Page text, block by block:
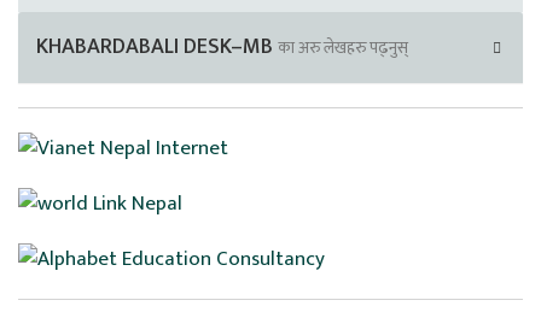
KHABARDABALI DESK–MB का अरु लेखहरु पढ्नुस्